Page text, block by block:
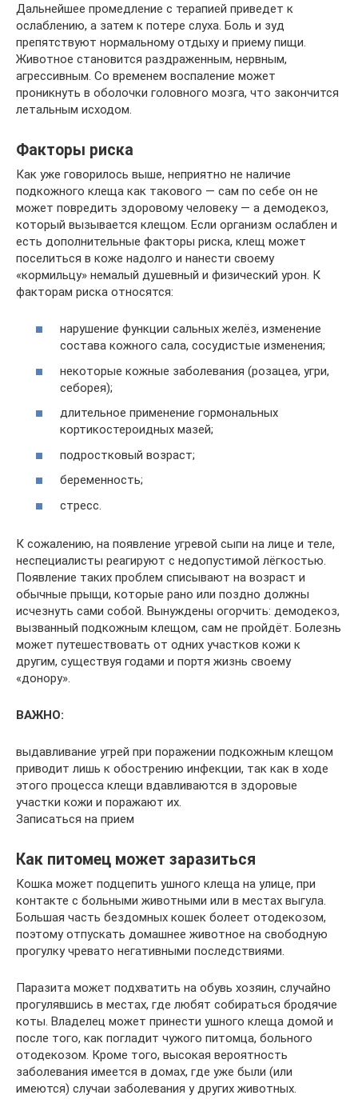
Дальнейшее промедление с терапией приведет к
ослаблению, а затем к потере слуха. Боль и зуд
препятствуют нормальному отдыху и приему пищи.
Животное становится раздраженным, нервным,
агрессивным. Со временем воспаление может
проникнуть в оболочки головного мозга, что закончится
летальным исходом.
Факторы риска
Как уже говорилось выше, неприятно не наличие
подкожного клеща как такового — сам по себе он не
может повредить здоровому человеку — а демодекоз,
который вызывается клещом. Если организм ослаблен и
есть дополнительные факторы риска, клещ может
поселиться в коже надолго и нанести своему
«кормильцу» немалый душевный и физический урон. К
факторам риска относятся:
нарушение функции сальных желёз, изменение
состава кожного сала, сосудистые изменения;
некоторые кожные заболевания (розацеа, угри,
себорея);
длительное применение гормональных
кортикостероидных мазей;
подростковый возраст;
беременность;
стресс.
К сожалению, на появление угревой сыпи на лице и теле,
неспециалисты реагируют с недопустимой лёгкостью.
Появление таких проблем списывают на возраст и
обычные прыщи, которые рано или поздно должны
исчезнуть сами собой. Вынуждены огорчить: демодекоз,
вызванный подкожным клещом, сам не пройдёт. Болезнь
может путешествовать от одних участков кожи к
другим, существуя годами и портя жизнь своему
«донору».
ВАЖНО:
выдавливание угрей при поражении подкожным клещом
приводит лишь к обострению инфекции, так как в ходе
этого процесса клещи вдавливаются в здоровые
участки кожи и поражают их.
Записаться на прием
Как питомец может заразиться
Кошка может подцепить ушного клеща на улице, при
контакте с больными животными или в местах выгула.
Большая часть бездомных кошек болеет отодекозом,
поэтому отпускать домашнее животное на свободную
прогулку чревато негативными последствиями.
Паразита может подхватить на обувь хозяин, случайно
прогулявшись в местах, где любят собираться бродячие
коты. Владелец может принести ушного клеща домой и
после того, как погладит чужого питомца, больного
отодекозом. Кроме того, высокая вероятность
заболевания имеется в домах, где уже были (или
имеются) случаи заболевания у других животных.